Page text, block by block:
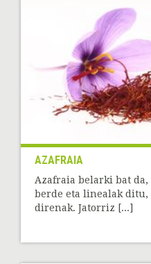
AZAFRAIA
Azafraia belarki bat
berde eta linealak ditu,
direnak. Jatorriz [...]